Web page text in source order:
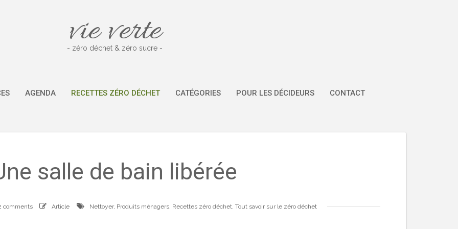
vie verte
- zéro déchet & zéro sucre -
AGENDA RECETTES ZÉRO DÉCHET CATÉGORIES POUR LES DÉCIDEURS CONTACT
salle de bain libérée
comments Article Nettoyer, Produits ménagers, Recettes zéro déchet, Tout savoir sur le zéro déchet